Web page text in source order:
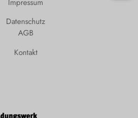
Datenschutz
AGB
Kontakt